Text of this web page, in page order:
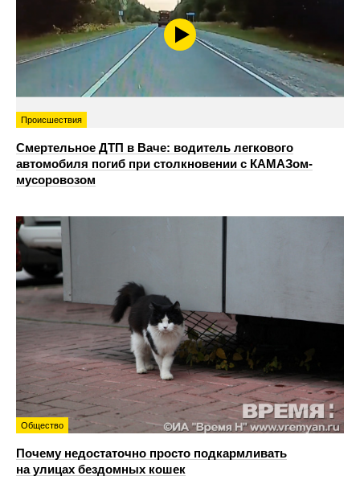
Происшествия
Смертельное ДТП в Ваче: водитель легкового
автомобиля погиб при столкновении с КАМАЗом-
мусоровозом
Общество
Почему недостаточно просто подкармливать
на улицах бездомных кошек